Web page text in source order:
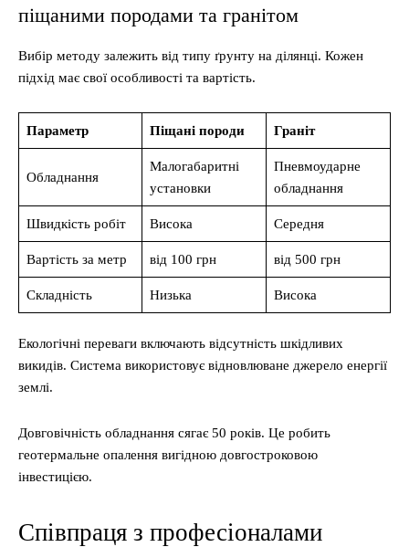
піщаними породами та гранітом
Вибір методу залежить від типу ґрунту на ділянці. Кожен
підхід має свої особливості та вартість.
Параметр Піщані породи Граніт
Обладнання
Малогабаритні
установки
Пневмоударне
обладнання
Швидкість робіт Висока Середня
Вартість за метр від 100 грн від 500 грн
Складність Низька Висока
Екологічні переваги включають відсутність шкідливих
викидів. Система використовує відновлюване джерело енергії
землі.
Довговічність обладнання сягає 50 років. Це робить
геотермальне опалення вигідною довгостроковою
інвестицією.
Співпраця з професіоналами